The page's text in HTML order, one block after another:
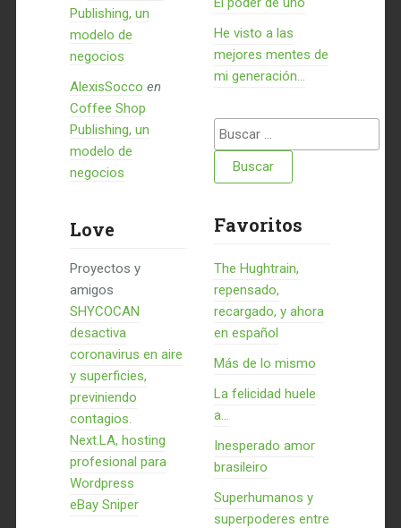
Publishing, un
modelo de
negocios
AlexisSocco en
Coffee Shop
Publishing, un
modelo de
negocios
Love
Proyectos y
amigos
SHYCOCAN
desactiva
coronavirus en aire
y superficies,
previniendo
contagios.
Next.LA, hosting
profesional para
Wordpress
eBay Sniper
He visto a las
mejores mentes de
mi generación…
Buscar:
Favoritos
The Hughtrain,
repensado,
recargado, y ahora
en español
Más de lo mismo
La felicidad huele
a...
Inesperado amor
brasileiro
Superhumanos y
superpoderes entre